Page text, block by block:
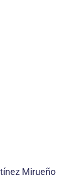
Mi­rueño